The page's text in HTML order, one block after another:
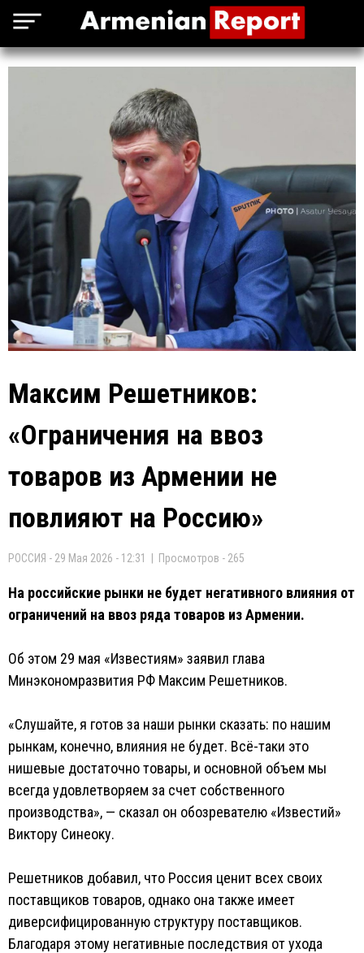
Максим Решетников:
«Ограничения на ввоз
товаров из Армении не
повлияют на Россию»
РОССИЯ - 29 Мая 2026 - 12:31 | Просмотров - 265
На российские рынки не будет негативного влияния от
ограничений на ввоз ряда товаров из Армении.
Об этом 29 мая «Известиям» заявил глава
Минэкономразвития РФ Максим Решетников.
«Слушайте, я готов за наши рынки сказать: по нашим
рынкам, конечно, влияния не будет. Всё-таки это
нишевые достаточно товары, и основной объем мы
всегда удовлетворяем за счет собственного
производства», — сказал он обозревателю «Известий»
Виктору Синеоку.
Решетников добавил, что Россия ценит всех своих
поставщиков товаров, однако она также имеет
диверсифицированную структуру поставщиков.
Благодаря этому негативные последствия от ухода